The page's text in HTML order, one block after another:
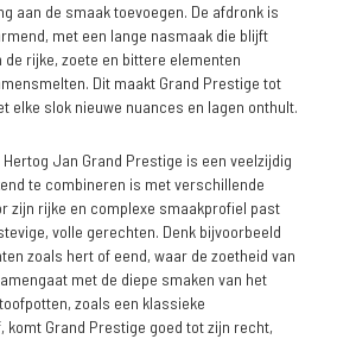
aan de smaak toevoegen. De afdronk is
met een lange nasmaak die blijft
de rijke, zoete en bittere elementen
Dit maakt Grand Prestige tot
elke slok nieuwe nuances en lagen onthult.
Hertog Jan Grand Prestige is een veelzijdig
te combineren is met verschillende
zijn rijke en complexe smaakprofiel past
volle gerechten. Denk bijvoorbeeld
zoals hert of eend, waar de zoetheid van
met de diepe smaken van het
zoals een klassieke
komt Grand Prestige goed tot zijn recht,